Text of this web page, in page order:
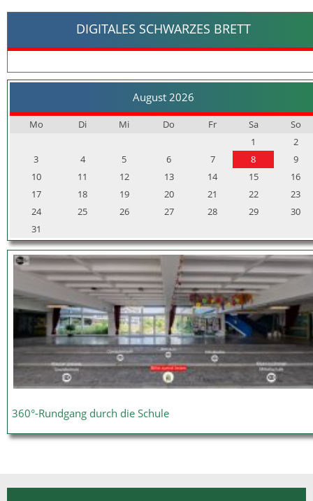
DIGITALES SCHWARZES BRETT
August 2026
Mo Di Mi Do Fr Sa
So
1
2
3
4 5 6 7 8
9
10
11 12 13 14 15
16
17
18 19 20 21 22
23
24
25 26 27 28 29
30
31
360°-Rundgang durch die Schule